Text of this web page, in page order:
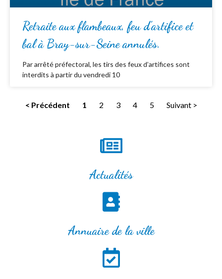
Retraite aux flambeaux, feu d’artifice et
bal à Bray-sur-Seine annulés.
Par arrêté préfectoral, les tirs des feux d’artifices sont
interdits à partir du vendredi 10
< Précédent 1 2 3 4 5 Suivant >
Actualités
Annuaire de la ville